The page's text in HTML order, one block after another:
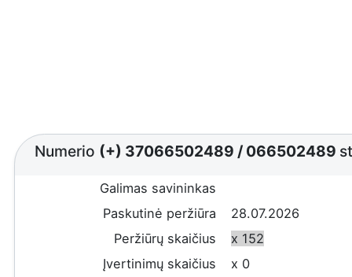
Numerio (+) 37066502489 /066502489
Galimas savininkas
Paskutinė peržiūra
28.07.2026
Peržiūrų skaičius
x 152
Įvertinimų skaičius
x 0